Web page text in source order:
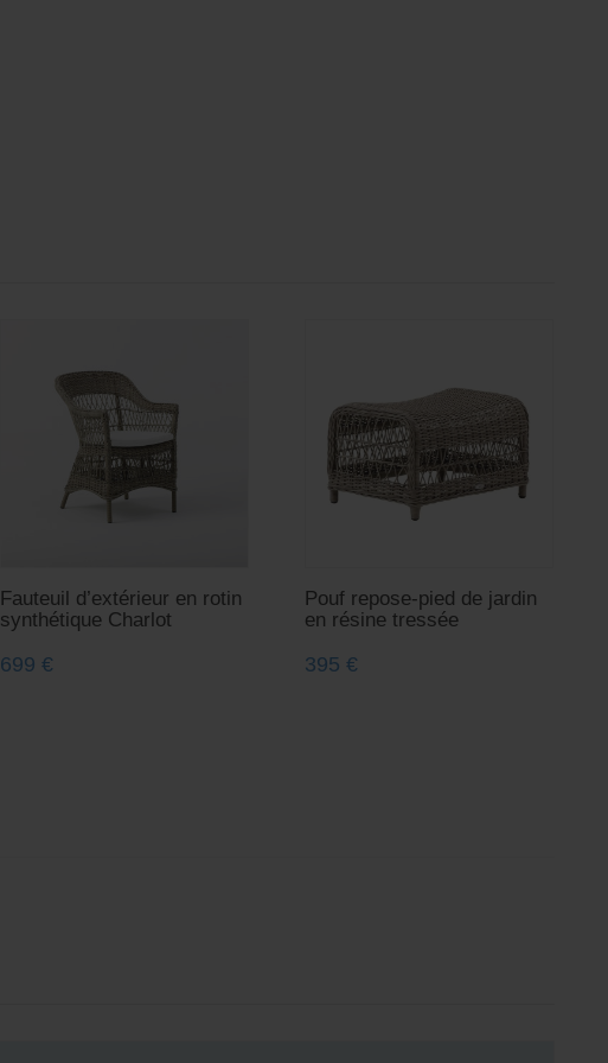
Fauteuil d’extérieur en rotin
synthétique Charlot
699€
Pouf repose-pied de jardin
en résine tressée
395€